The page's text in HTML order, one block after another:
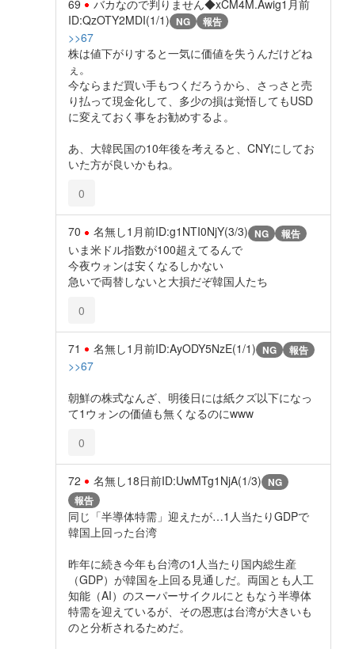
69 バカなので判りません◆xCM4M.Awig1月前
ID:QzOTY2MDI(1/1) NG 報告
>>67
株は値下がりすると一気に価値を失うんだけどね
ぇ。
今ならまだ買い手もつくだろうから、さっさと売
り払って現金化して、多少の損は覚悟してもUSD
に変えておく事をお勧めするよ。
あ、大韓民国の10年後を考えると、CNYにしてお
いた方が良いかもね。
0
70 名無し1月前ID:g1NTI0NjY(3/3) NG 報告
いま米ドル指数が100超えてるんで
今夜ウォンは安くなるしかない
急いで両替しないと大損だぞ韓国人たち
0
71 名無し1月前ID:AyODY5NzE(1/1) NG 報告
>>67
朝鮮の株式なんざ、明後日には紙クズ以下になっ
て1ウォンの価値も無くなるのにwww
0
72 名無し18日前ID:UwMTg1NjA(1/3) NG
報告
同じ「半導体特需」迎えたが…1人当たりGDPで
韓国上回った台湾
昨年に続き今年も台湾の1人当たり国内総生産
（GDP）が韓国を上回る見通しだ。両国とも人工
知能（AI）のスーパーサイクルにともなう半導体
特需を迎えているが、その恩恵は台湾が大きいも
のと分析されるためだ。